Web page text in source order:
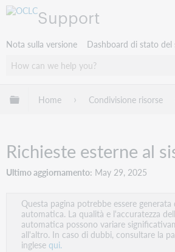
Support
Nota sulla versione Dashboard di stato del
Espandi/comprimi la gerarchia
Home Condivisione risorse
Richieste esterne al
Ultimo aggiornamento May 29, 2025
Questa pagina potrebbe essere
automatica. La qualità e l'accuratezza
automatica possono variare
all'altro. In caso di dubbi, consultare la
inglesequi.